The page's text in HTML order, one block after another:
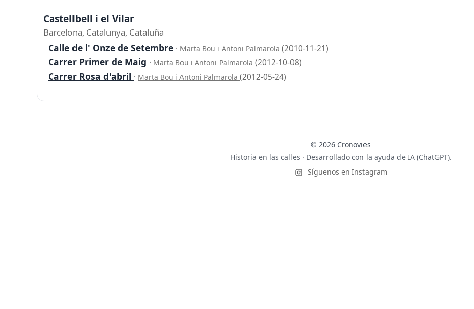
Castellbell i el Vilar
Barcelona, Catalunya, Cataluña
Calle de l' Onze de Setembre · Marta Bou i Antoni Palmarola (2010-11-21)
Carrer Primer de Maig · Marta Bou i Antoni Palmarola (2012-10-08)
Carrer Rosa d'abril · Marta Bou i Antoni Palmarola (2012-05-24)
© 2026 Cronovies
Historia en las calles · Desarrollado con la ayuda de IA (ChatGPT).
Síguenos en Instagram